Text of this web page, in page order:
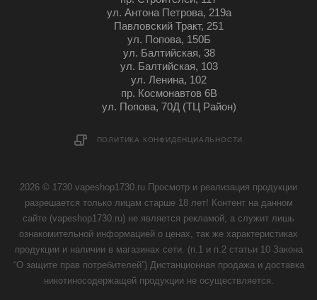
ул. Антона Петрова, 219а
Павловский Тракт, 251
ул. Попова, 150Б
ул. Балтийская, 38
ул. Балтийская, 103
ул. Ленина, 102
пр. Космонавтов 6В
ул. Попова, 70Д (ТЦ Район)
ПОЛИТИКА КОНФИДЕНЦИАЛЬНОСТИ
2026 © 1730 vapeshop1730.ru Просмотр и реализация продукции
разрешается только лицам старше 18 лет! Контент на данном
сайте (vapeshop1730.ru) не является рекламой, а служит лишь
ознакомительной информацией о ценах, так же характеристиках
продукции и наличии в магазинах сети. (п.1 и п.2 статьи 10 Закона
“О защите прав потребителей”) Дистанционная продажа и доставка
никотиносодержащей продукции не осуществляется.